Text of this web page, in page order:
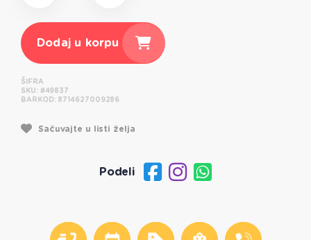
Dodaj u korpu
ŠIFRA
SKU: #49837
BARKOD: 8714627009286
Sačuvajte u listi želja
Podeli